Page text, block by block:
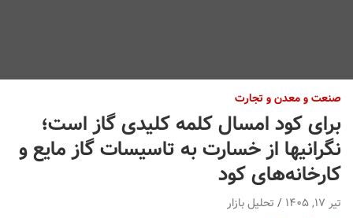
صنعت و معدن و تجارت
برای کود امسال کلمه کلیدی گاز است؛
نگرانیها از خسارت به تاسیسات گاز مایع و
کارخانه‌های کود
تیر ۱۷, ۱۴۰۵ تحلیل بازار